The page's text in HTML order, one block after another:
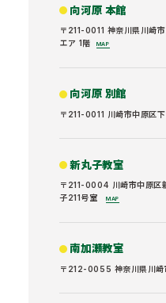
向河原 本館
〒211-0011 神奈川県川崎
エア 1階
MAP
向河原 別館
〒211-0011 川崎市中原区
新丸子教室
〒211-0004 川崎市中原区
子211号室
MAP
南加瀬教室
〒212-0055 神奈川県川崎